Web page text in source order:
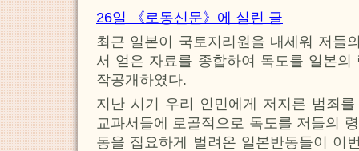
26일 《로동신문》에 실린 글
최근 일본이 국토지리원을 내세워 저들
서 얻은 자료를 종합하여 독도를 일본
작공개하였다.
지난 시기 우리 인민에게 저지른 범죄
교과서들에 로골적으로 독도를 저들의
동을 집요하게 벌려온 일본반동들이 이